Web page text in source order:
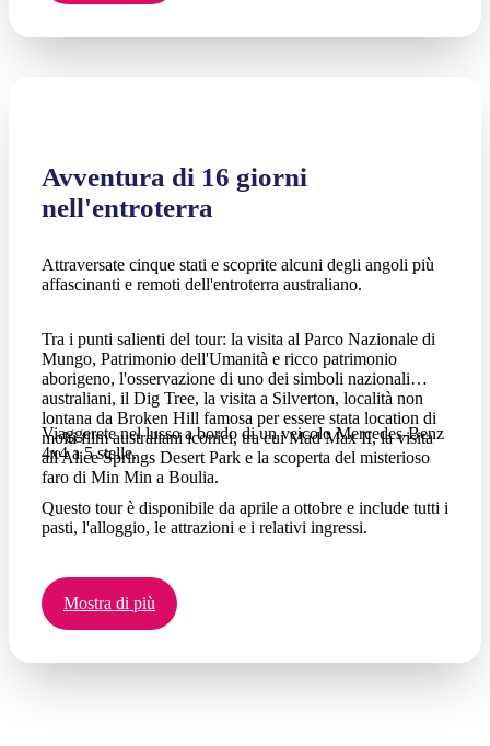
Avventura di 16 giorni
nell'entroterra
Attraversate cinque stati e scoprite alcuni degli angoli più
affascinanti e remoti dell'entroterra australiano.
Tra i punti salienti del tour: la visita al Parco Nazionale di
Mungo, Patrimonio dell'Umanità e ricco patrimonio
aborigeno, l'osservazione di uno dei simboli nazionali
australiani, il Dig Tree, la visita a Silverton, località non
lontana da Broken Hill famosa per essere stata location di
molti film australiani iconici, tra cui Mad Max II, la visita
all'Alice Springs Desert Park e la scoperta del misterioso
faro di Min Min a Boulia.
Viaggerete nel lusso a bordo di un veicolo Mercedes-Benz
4x4 a 5 stelle.
Questo tour è disponibile da aprile a ottobre e include tutti i
pasti, l'alloggio, le attrazioni e i relativi ingressi.
Mostra di più